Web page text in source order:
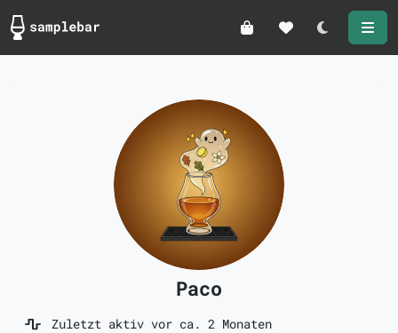
Darkmode
Paco
Zuletzt aktiv vor ca. 2 Monaten